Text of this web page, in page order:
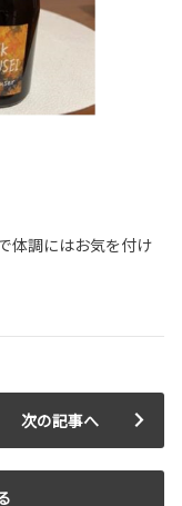
体調にはお気を付け
次の記事へ